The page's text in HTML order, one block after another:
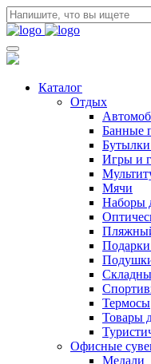
Каталог
Отдых
Банные
Игры и
Мячи
Наборы
Подарки
Термосы
Товары
Офисные
Медали